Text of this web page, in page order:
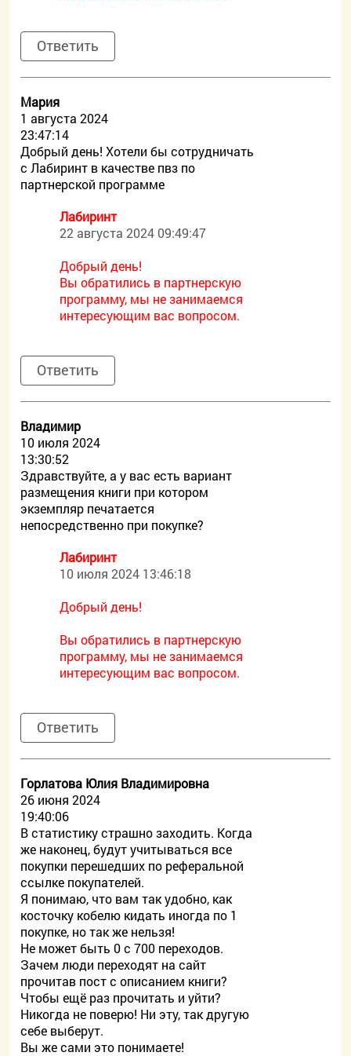
Ответить
Мария
1 августа 2024
23:47:14
Добрый день! Хотели бы сотрудничать
с Лабиринт в качестве пвз по
партнерской программе
Лабиринт
22 августа 2024 09:49:47
Добрый день!
Вы обратились в партнерскую
программу, мы не занимаемся
интересующим вас вопросом.
Ответить
Владимир
10 июля 2024
13:30:52
Здравствуйте, а у вас есть вариант
размещения книги при котором
экземпляр печатается
непосредственно при покупке?
Лабиринт
10 июля 2024 13:46:18
Добрый день!
Вы обратились в партнерскую
программу, мы не занимаемся
интересующим вас вопросом.
Ответить
Горлатова Юлия Владимировна
26 июня 2024
19:40:06
В статистику страшно заходить. Когда
же наконец, будут учитываться все
покупки перешедших по реферальной
ссылке покупателей.
Я понимаю, что вам так удобно, как
косточку кобелю кидать иногда по 1
покупке, но так же нельзя!
Не может быть 0 с 700 переходов.
Зачем люди переходят на сайт
прочитав пост с описанием книги?
Чтобы ещё раз прочитать и уйти?
Никогда не поверю! Ни эту, так другую
себе выберут.
Вы же сами это понимаете!